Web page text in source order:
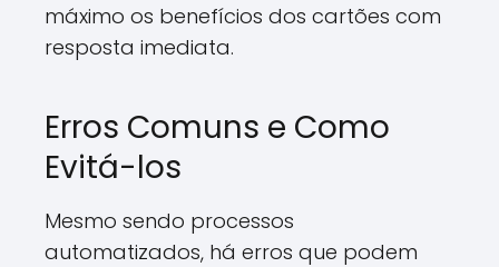
máximo os benefícios dos cartões com
resposta imediata.
Erros Comuns e Como
Evitá-los
Mesmo sendo processos
automatizados, há erros que podem